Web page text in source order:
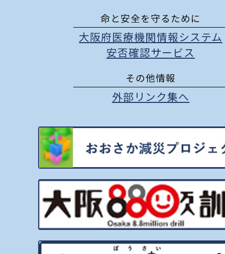
命と安全を守るために
大阪府医療機関情報システム
安否確認サービス
その他情報
外部リンク集へ